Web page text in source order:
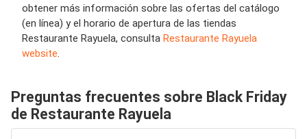
obtener más información sobre las ofertas del catálogo
(en línea) y el horario de apertura de las tiendas
Restaurante Rayuela, consulta Restaurante Rayuela
website.
Preguntas frecuentes sobre Black Friday
de Restaurante Rayuela